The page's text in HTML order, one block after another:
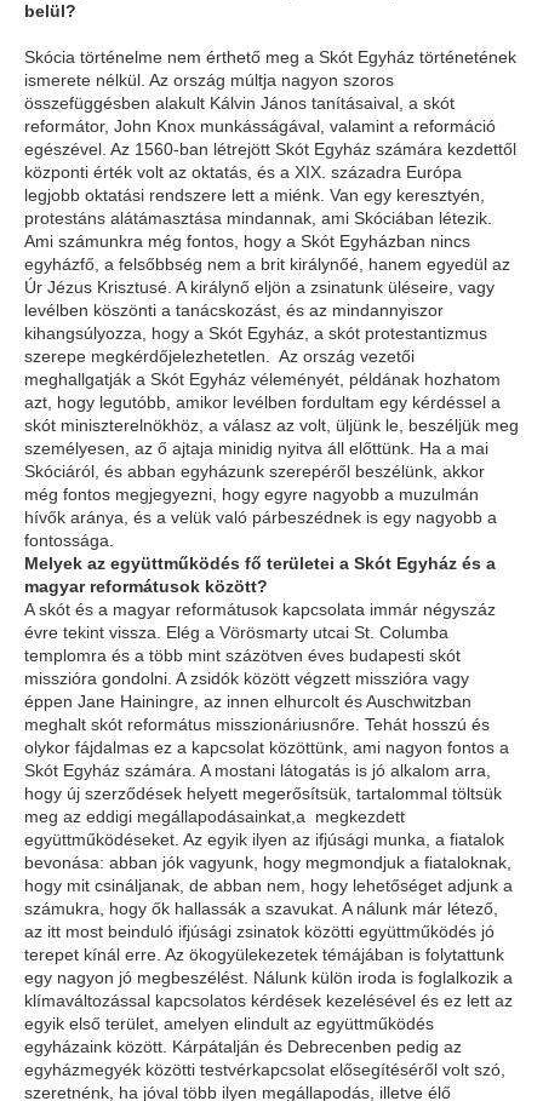
belül?
Skócia történelme nem érthető meg a Skót Egyház történetének
ismerete nélkül. Az ország múltja nagyon szoros
összefüggésben alakult Kálvin János tanításaival, a skót
reformátor, John Knox munkásságával, valamint a reformáció
egészével. Az 1560-ban létrejött Skót Egyház számára kezdettől
központi érték volt az oktatás, és a XIX. századra Európa
legjobb oktatási rendszere lett a miénk. Van egy keresztyén,
protestáns alátámasztása mindannak, ami Skóciában létezik.
Ami számunkra még fontos, hogy a Skót Egyházban nincs
egyházfő, a felsőbbség nem a brit királynőé, hanem egyedül az
Úr Jézus Krisztusé. A királynő eljön a zsinatunk üléseire, vagy
levélben köszönti a tanácskozást, és az mindannyiszor
kihangsúlyozza, hogy a Skót Egyház, a skót protestantizmus
szerepe megkérdőjelezhetetlen. Az ország vezetői
meghallgatják a Skót Egyház véleményét, példának hozhatom
azt, hogy legutóbb, amikor levélben fordultam egy kérdéssel a
skót miniszterelnökhöz, a válasz az volt, üljünk le, beszéljük meg
személyesen, az ő ajtaja minidig nyitva áll előttünk. Ha a mai
Skóciáról, és abban egyházunk szerepéről beszélünk, akkor
még fontos megjegyezni, hogy egyre nagyobb a muzulmán
hívők aránya, és a velük való párbeszédnek is egy nagyobb a
fontossága.
Melyek az együttműködés fő területei a Skót Egyház és a
magyar reformátusok között?
A skót és a magyar reformátusok kapcsolata immár négyszáz
évre tekint vissza. Elég a Vörösmarty utcai St. Columba
templomra és a több mint százötven éves budapesti skót
misszióra gondolni. A zsidók között végzett misszióra vagy
éppen Jane Hainingre, az innen elhurcolt és Auschwitzban
meghalt skót református misszionáriusnőre. Tehát hosszú és
olykor fájdalmas ez a kapcsolat közöttünk, ami nagyon fontos a
Skót Egyház számára. A mostani látogatás is jó alkalom arra,
hogy új szerződések helyett megerősítsük, tartalommal töltsük
meg az eddigi megállapodásainkat,a megkezdett
együttműködéseket. Az egyik ilyen az ifjúsági munka, a fiatalok
bevonása: abban jók vagyunk, hogy megmondjuk a fiataloknak,
hogy mit csináljanak, de abban nem, hogy lehetőséget adjunk a
számukra, hogy ők hallassák a szavukat. A nálunk már létező,
az itt most beinduló ifjúsági zsinatok közötti együttműködés jó
terepet kínál erre. Az ökogyülekezetek témájában is folytattunk
egy nagyon jó megbeszélést. Nálunk külön iroda is foglalkozik a
klímaváltozással kapcsolatos kérdések kezelésével és ez lett az
egyik első terület, amelyen elindult az együttműködés
egyházaink között. Kárpátalján és Debrecenben pedig az
egyházmegyék közötti testvérkapcsolat elősegítéséről volt szó,
szeretnénk, ha jóval több ilyen megállapodás, illetve élő